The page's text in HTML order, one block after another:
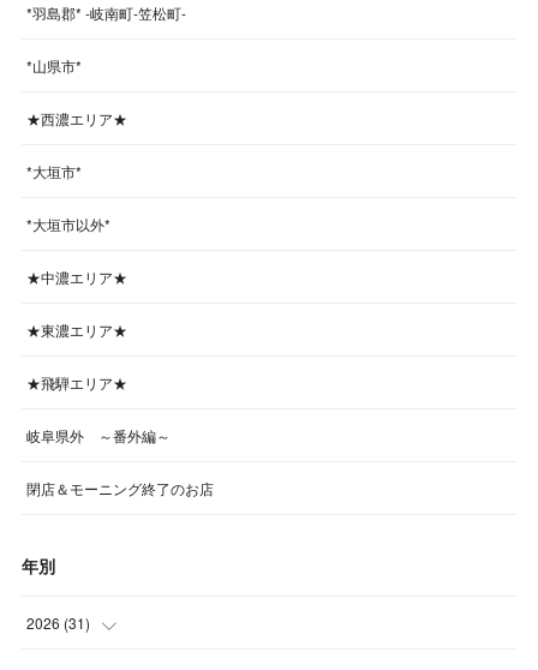
*羽島郡* -岐南町-笠松町-
*山県市*
★西濃エリア★
*大垣市*
*大垣市以外*
★中濃エリア★
★東濃エリア★
★飛騨エリア★
岐阜県外 ～番外編～
閉店＆モーニング終了のお店
年別
2026 (31)